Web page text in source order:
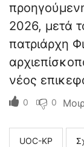
2026, μετά
πατριάρχη
νέος
0 0
UOC-KP